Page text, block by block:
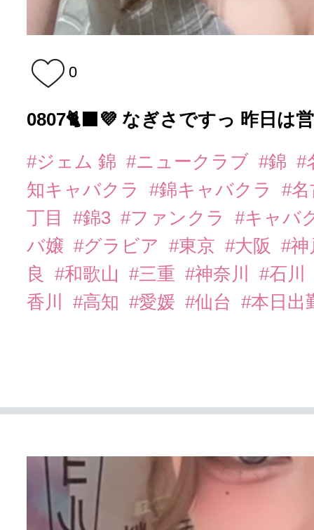
0
0807🐈‍⬛💜 なぎさですっ 昨日は
#ジェム 錦 #ニュークラブ #錦 #
知キャバクラ
#錦キャバクラ
#
丁目
#錦3 #ファンクラ
#キャバ
バ嬢 #グラビア #東京 #大阪
#
良
#和歌山 #三重 #神奈川
#石川
香川
#高知 #愛媛 #仙台 #本日出